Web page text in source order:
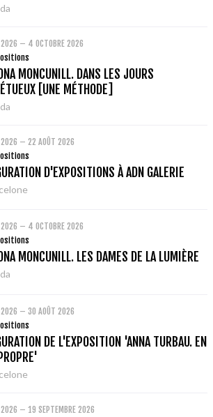
– 4 OCTOBRE 2026
MONCUNILL. DANS LES JOURS
[UNE MÉTHODE]
– 22 AOÛT 2026
D'EXPOSITIONS À ADN GALERIE
– 4 OCTOBRE 2026
MONCUNILL. LES DAMES DE LA LUMIÈRE
– 30 AOÛT 2026
DE L'EXPOSITION 'ANNA TURBAU. EN
– 19 SEPTEMBRE 2026